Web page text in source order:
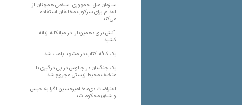
سازمان ملل: جمهوری اسلامی همچنان از
اعدام برای سرکوب مخالفان استفاده
می‌کند
آتش برای دهمین‌بار، در میانکاله زبانه
کشید
یک کافه کتاب در مشهد پلمب شد
یک جنگلبان در چالوس در پی درگیری با
متخلف محیط زیستی مجروح شد
اعتراضات دی‌ماه؛ امیرحسین افرا به حبس
و شلاق محکوم شد